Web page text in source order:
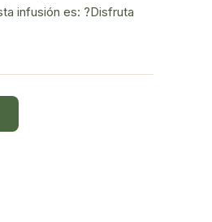
infusión es: ?Disfruta